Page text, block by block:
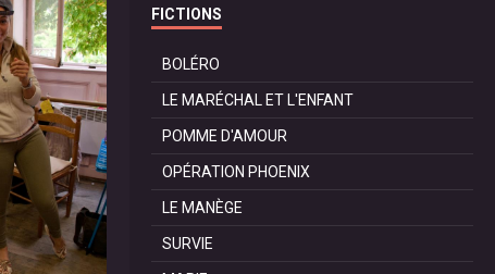
FICTIONS
BOLÉRO
LE MARÉCHAL ET L'ENFANT
POMME D'AMOUR
OPÉRATION PHOENIX
LE MANÈGE
SURVIE